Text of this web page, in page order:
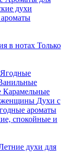
духи
в нотах Только
Ягодные
Карамельные
женщины Духи с
ароматы
спокойные и
духи для